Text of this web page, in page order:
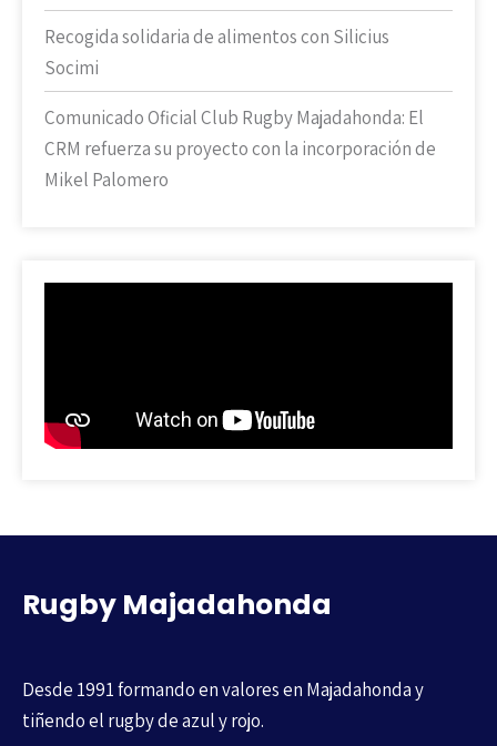
Recogida solidaria de alimentos con Silicius
Socimi
Comunicado Oficial Club Rugby Majadahonda: El
CRM refuerza su proyecto con la incorporación de
Mikel Palomero
Rugby Majadahonda
Desde 1991 formando en valores en Majadahonda y
tiñendo el rugby de azul y rojo.